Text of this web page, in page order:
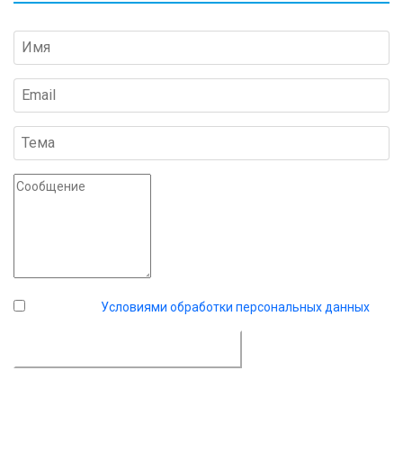
Условиями обработки персональных данных